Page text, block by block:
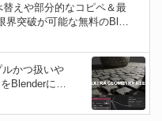
えや部分的なコピペ＆最
突破が可能な無料のBlen
から利用可能！
かつ扱いや
Blenderに追
登場！Cycle